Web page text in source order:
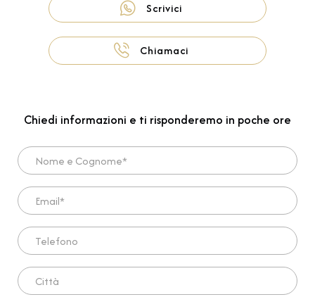
Scrivici
Chiamaci
Chiedi informazioni e ti risponderemo in poche ore
Nome e Cognome*
Email*
Telefono
Città